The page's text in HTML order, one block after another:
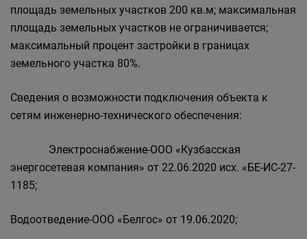
площадь земельных участков 200 кв.м; максимальная
площадь земельных участков не ограничивается;
максимальный процент застройки в границах
земельного участка 80%.
Сведения о возможности подключения объекта к
сетям инженерно-технического обеспечения:
Электроснабжение-ООО «Кузбасская
энергосетевая компания» от 22.06.2020 исх. «БЕ-ИС-27-
1185;
Водоотведение-ООО «Белгос» от 19.06.2020;